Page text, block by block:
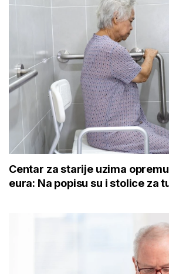
Centar za starije uzima
eura: Na popisu su i stolice za